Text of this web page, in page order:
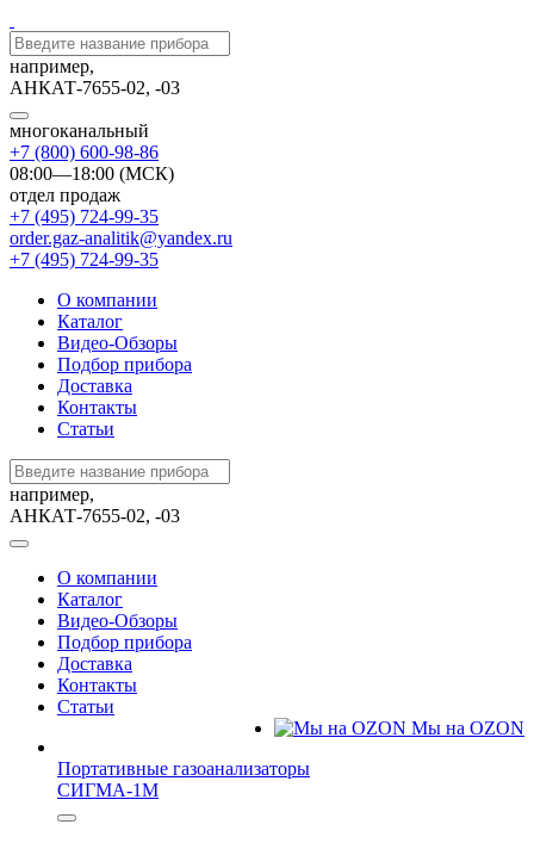
например,
АНКАТ-7655-02, -03
многоканальный
+7 (800) 600-98-86
08:00—18:00 (МСК)
отдел продаж
+7 (495) 724-99-35
order.gaz-analitik@yandex.ru
+7 (495) 724-99-35
О компании
Каталог
Видео-Обзоры
Подбор прибора
Доставка
Контакты
Статьи
например,
АНКАТ-7655-02, -03
О компании
Каталог
Видео-Обзоры
Подбор прибора
Доставка
Контакты
Статьи
Мы на OZON
Портативные газоанализаторы
СИГМА-1М